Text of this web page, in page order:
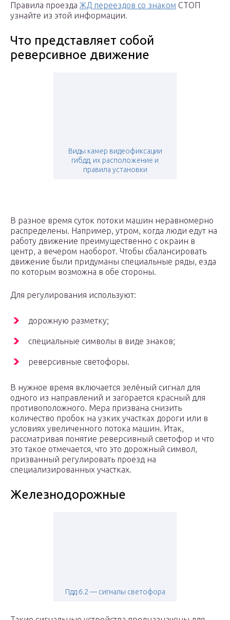
Правила проезда ЖД переездов со знаком СТОП
узнайте из этой информации.
Что представляет собой
реверсивное движение
Виды камер видеофиксации
гибдд, их расположение и
правила установки
В разное время суток потоки машин неравномерно
распределены. Например, утром, когда люди едут на
работу движение преимущественно с окраин в
центр, а вечером наоборот. Чтобы сбалансировать
движение были придуманы специальные ряды, езда
по которым возможна в обе стороны.
Для регулирования используют:
дорожную разметку;
специальные символы в виде знаков;
реверсивные светофоры.
В нужное время включается зелёный сигнал для
одного из направлений и загорается красный для
противоположного. Мера призвана снизить
количество пробок на узких участках дороги или в
условиях увеличенного потока машин. Итак,
рассматривая понятие реверсивный светофор и что
это такое отмечается, что это дорожный символ,
призванный регулировать проезд на
специализированных участках.
Железнодорожные
Пдд 6.2 — сигналы светофора